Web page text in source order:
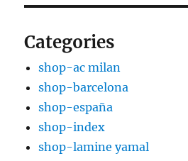
Categories
shop-ac milan
shop-barcelona
shop-españa
shop-index
shop-lamine yamal